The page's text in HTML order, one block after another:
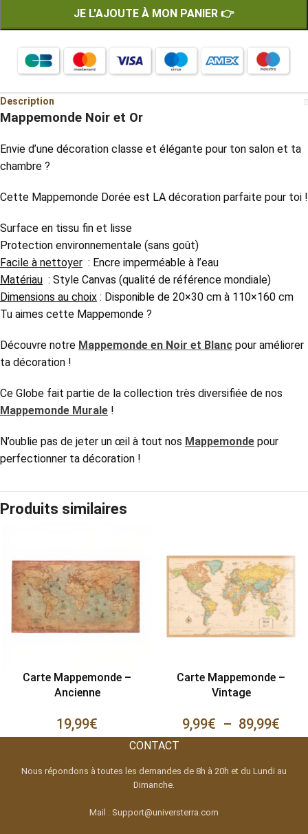
JE L'AJOUTE À MON PANIER 👉
Description
Mappemonde Noir et Or
Envie d’une décoration classe et élégante pour ton salon et ta
chambre ?
Cette Mappemonde Dorée est LA décoration parfaite pour toi !
Surface en tissu fin et lisse
Protection environnementale (sans goût)
Facile à nettoyer : Encre imperméable à l’eau
Matériau : Style Canvas (qualité de référence mondiale)
Dimensions au choix : Disponible de 20×30 cm à 110×160 cm
Tu aimes cette Mappemonde ?
Découvre notre Mappemonde en Noir et Blanc pour améliorer
ta décoration !
Ce Globe fait partie de la collection très diversifiée de nos
Mappemonde Murale !
N’oublie pas de jeter un œil à tout nos Mappemonde pour
perfectionner ta décoration !
Produits similaires
Carte Mappemonde –
Ancienne
19,99€
Carte Mappemonde –
Vintage
9,99€ – 89,99€
CONTACT
Nous répondons à toutes les demandes de 8h à 20h et du Lundi au
Dimanche.
Mail : Support@universterra.com